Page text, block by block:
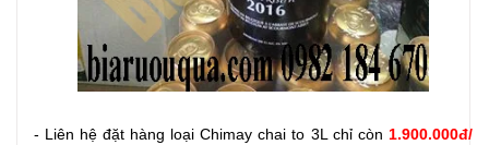
- Liên hệ đặt hàng loại Chimay chai to 3L chỉ còn 1.900.000đ/